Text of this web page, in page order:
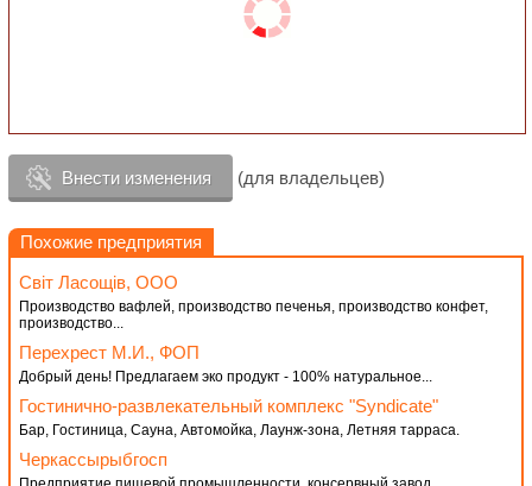
Внести изменения (для владельцев)
Похожие предприятия
Свiт Ласощiв, ООО
Производство вафлей, производство печенья, производство конфет,
производство...
Перехрест М.И., ФОП
Добрый день! Предлагаем эко продукт - 100% натуральное...
Гостинично-развлекательный комплекс "Syndiсate"
Бар, Гостиница, Сауна, Автомойка, Лаунж-зона, Летняя тарраса.
Черкассырыбгосп